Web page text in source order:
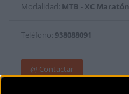
Modalidad: MTB - XC Maratón
Teléfono: 938088091
Contactar